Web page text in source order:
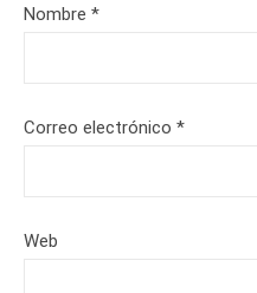
Nombre *
Correo electrónico *
Web